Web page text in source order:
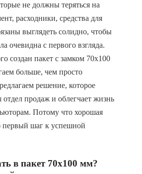
не должны теряться на
расходники, средства для
выглядеть солидно, чтобы
очевидна с первого взгляда.
создан пакет с замком 70х100
больше, чем просто
решение, которое
отдел продаж и облегчает жизнь
Потому что хорошая
первый шаг к успешной
в пакет 70х100 мм?